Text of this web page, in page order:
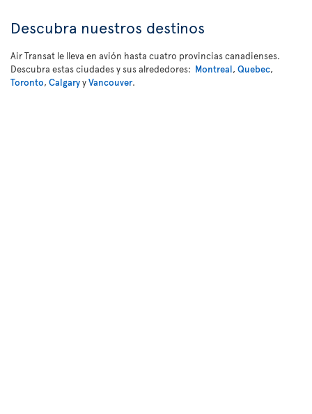
Descubra nuestros destinos
Air Transat le lleva en avión hasta cuatro provincias canadienses.
Descubra estas ciudades y sus alrededores: Montreal, Quebec,
Toronto, CalgaryyVancouver.